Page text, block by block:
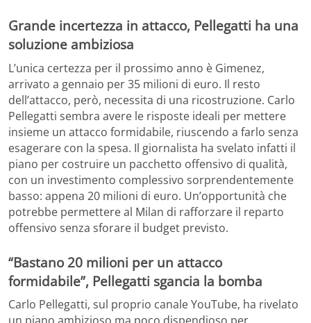
Grande incertezza in attacco, Pellegatti ha una
soluzione ambiziosa
L’unica certezza per il prossimo anno è Gimenez,
arrivato a gennaio per 35 milioni di euro. Il resto
dell’attacco, però, necessita di una ricostruzione. Carlo
Pellegatti sembra avere le risposte ideali per mettere
insieme un attacco formidabile, riuscendo a farlo senza
esagerare con la spesa. Il giornalista ha svelato infatti il
piano per costruire un pacchetto offensivo di qualità,
con un investimento complessivo sorprendentemente
basso: appena 20 milioni di euro. Un’opportunità che
potrebbe permettere al Milan di rafforzare il reparto
offensivo senza sforare il budget previsto.
“Bastano 20 milioni per un attacco
formidabile”, Pellegatti sgancia la bomba
Carlo Pellegatti, sul proprio canale YouTube, ha rivelato